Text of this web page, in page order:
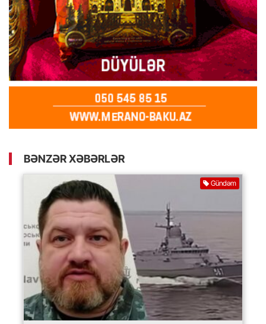
BƏNZƏR XƏBƏRLƏR
Gündəm